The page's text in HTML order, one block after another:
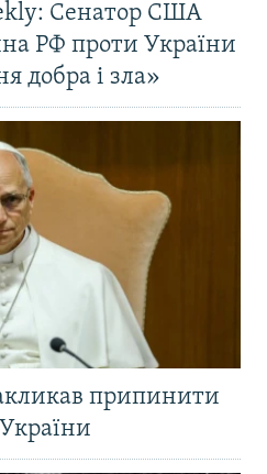
Сенатор США
РФ проти України
добра і зла»
припинити